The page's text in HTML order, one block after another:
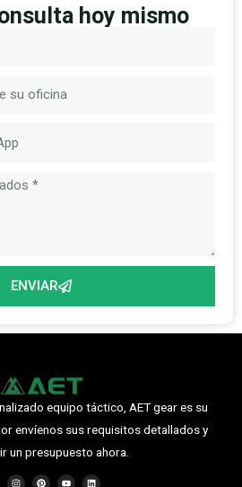
hoy mismo
ENVIAR
equipo táctico, AET gear es su
envíenos sus requisitos detallados y
un presupuesto ahora.
I
n
P
i
Y
o
L
i